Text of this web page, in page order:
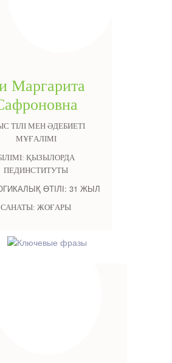
Маргарита
ТІЛІ МЕН ӘДЕБИЕТІ
МҰҒАЛІМІ
ҚЫЗЫЛОРДА
ПЕДИНСТИТУТЫ
ӨТІЛІ: 31 ЖЫЛ
САНАТЫ: ЖОҒАРЫ